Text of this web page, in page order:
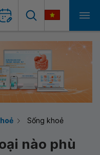
Sống khoẻ
nào phù